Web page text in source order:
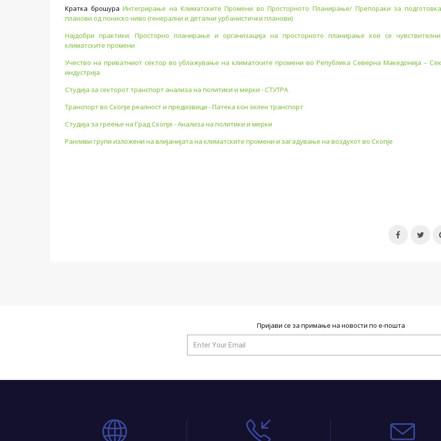
Кратка брошураИнтегрирање на Климатските Промени во Просторното Планирање/ Препораки за
планови од пониско ниво (генерални и детални урбанистички планови)
Најдобри практики: Просторно планирање и организација на просторното планирање кои се
климатските промени
Учество на приватниот сектор во ублажување на климатските промени во Република Северна Македонија –
индустрија
Студија за секторот транспорт анализа на политики и мерки - СТУТРА
Транспорт во Скопје реалност и предизвици - Патека кон зелен транспорт
Студија за греење на Град Скопје - Анализа на политики и мерки
Ранливи групи изложени на влијанијата на климатските промени и загадување на воздухот во Скопје
Пријави се за примање на новости по е-пошта